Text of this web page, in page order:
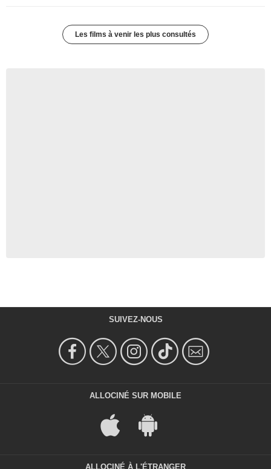
Les films à venir les plus consultés
SUIVEZ-NOUS
ALLOCINÉ SUR MOBILE
ALLOCINÉ À L'ÉTRANGER